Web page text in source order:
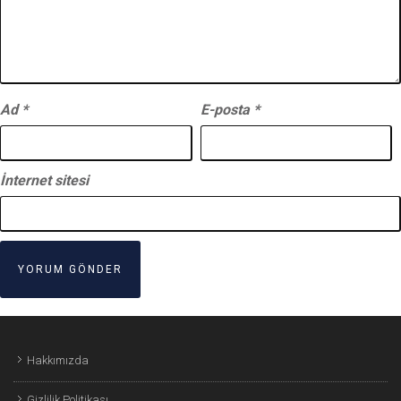
Ad * E-posta *
İnternet sitesi
Hakkımızda